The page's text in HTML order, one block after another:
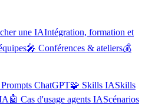
une IAIntégration, formation et
🎤 Conférences & ateliers💰
ChatGPT🧩 Skills IASkills
🤖 Cas d'usage agents IAScénarios